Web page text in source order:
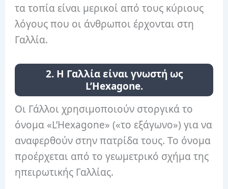
τα τοπία είναι μερικοί από τους κύριους
λόγους που οι άνθρωποι έρχονται στη
Γαλλία.
2. Η Γαλλία είναι γνωστή ως
L’Hexagone.
Οι Γάλλοι χρησιμοποιούν στοργικά το
όνομα «L’Hexagone» («το εξάγωνο») για να
αναφερθούν στην πατρίδα τους. Το όνομα
προέρχεται από το γεωμετρικό σχήμα της
ηπειρωτικής Γαλλίας.